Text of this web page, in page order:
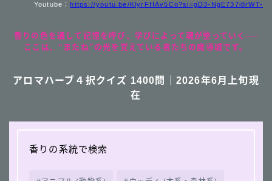
Youtube：https://youtu.be/KlyrFHAv5Co?si=gD3-NgE737i8rWT-
香りの色を通して記憶を呼び、学びによって魂が整っていく──
ここは、“またね”の光を覚えている者たちの魔導城です。
アロマハーブ４択クイズ 1400問｜2026年6月上旬現
在
香りの系統で検索